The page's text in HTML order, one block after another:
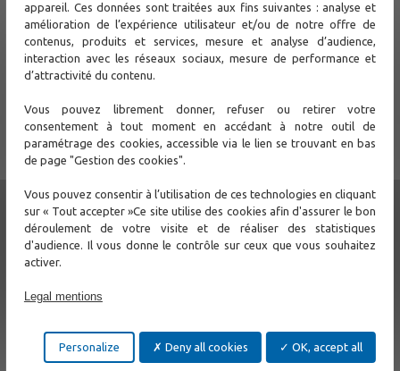
SFP ports and 2x POE++ 60W ports with POE Power-Booster
from a 12/24/48 Vdc power supply input
SWMDL-H-4GPS
Manageable Gigabit Ethernet switch
with POE Power-Booster from a 24/48 Vdc power supply
SWCED-2316
Gigabit Ethernet switch with 2.5GE optical uplink ports
enhanced Carrier Ethernet CE2.0 protocols, with 4x SFP
optical ports, 4x POE+ ports and 8x GE ports
WBB-5890
5GHz Ethernet bridge with 900 MHz Ethernet bandwidthand
1 to 10 km distance, providing easy deployment and nice
Please contact CXRfor more information.
appareil. Ces données sont traitées aux fins suivantes : analyse et
amélioration de l’expérience utilisateur et/ou de notre offre de
contenus, produits et services, mesure et analyse d’audience,
interaction avec les réseaux sociaux, mesure de performance et
d’attractivité du contenu.
Vous pouvez librement donner, refuser ou retirer votre
consentement à tout moment en accédant à notre outil de
paramétrage des cookies, accessible via le lien se trouvant en bas
de page "Gestion des cookies".
Vous pouvez consentir à l’utilisation de ces technologies en cliquant
sur « Tout accepter »Ce site utilise des cookies afin d'assurer le bon
déroulement de votre visite et de réaliser des statistiques
d'audience. Il vous donne le contrôle sur ceux que vous souhaitez
activer.
Legal mentions
OK, accept all
Deny all cookies
Personalize